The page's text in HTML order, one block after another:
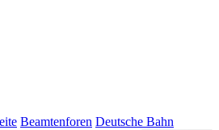
Beamtenforen Deutsche Bahn